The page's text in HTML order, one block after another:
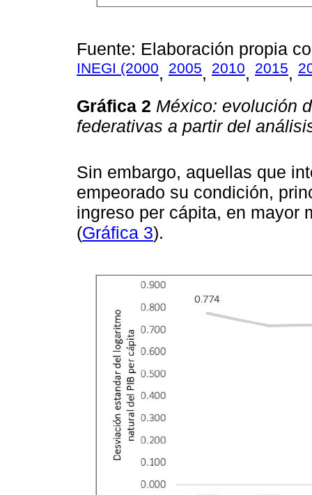
Fuente: Elaboración propia
INEGI (2000, 2005, 2010, 2015,
Gráfica 2 México: evolución
federativas a partir del
Sin embargo, aquellas que
empeorado su condición,
ingreso per cápita, en mayor
(Gráfica 3).